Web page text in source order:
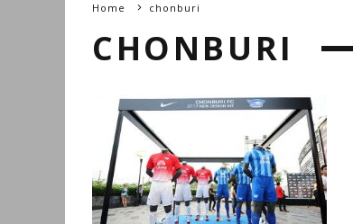
Home chonburi
CHONBURI